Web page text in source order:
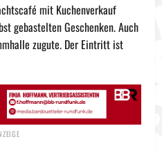
mit Kuchenverkauf
gebastelten Geschenken. Auch
zugute. Der Eintritt ist